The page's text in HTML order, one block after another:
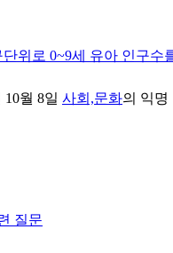
단위로 0~9세 유아 인구수
10월 8일 사회,문화의 익명
질문